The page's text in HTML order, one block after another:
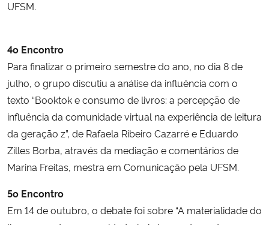
UFSM.
4o Encontro
Para finalizar o primeiro semestre do ano, no dia 8 de
julho, o grupo discutiu a análise da influência com o
texto “Booktok e consumo de livros: a percepção de
influência da comunidade virtual na experiência de leitura
da geração z”, de Rafaela Ribeiro Cazarré e Eduardo
Zilles Borba, através da mediação e comentários de
Marina Freitas, mestra em Comunicação pela UFSM.
5o Encontro
Em 14 de outubro, o debate foi sobre “A materialidade do